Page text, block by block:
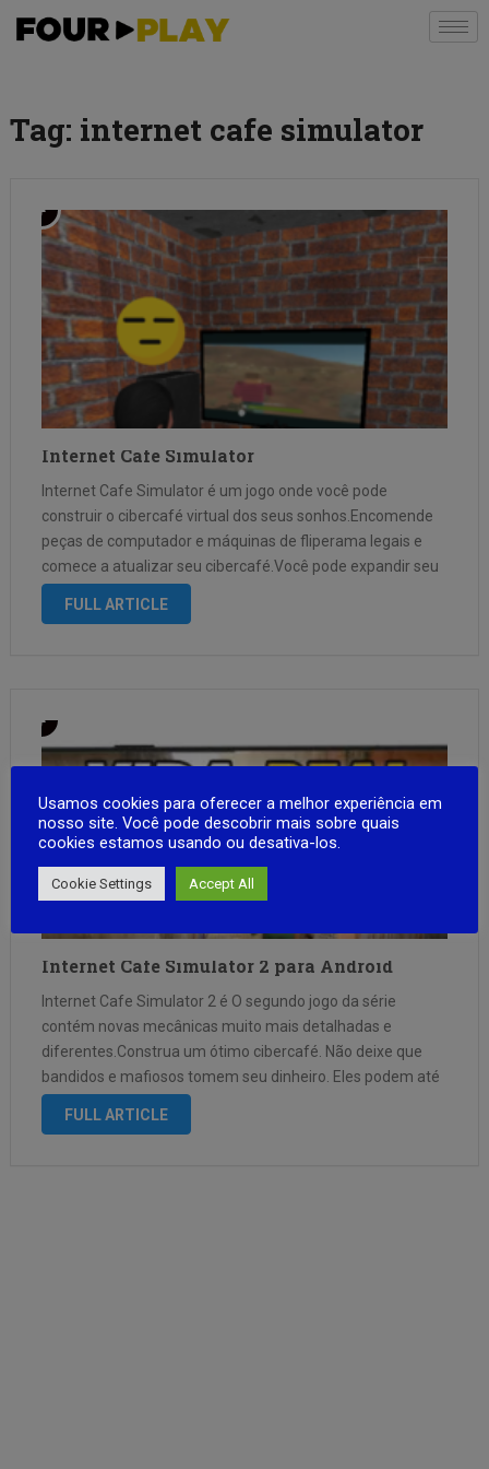
Tag: internet cafe simulator
Internet Cafe Simulator
Internet Cafe Simulator é um jogo onde você pode
construir o cibercafé virtual dos seus sonhos.Encomende
peças de computador e máquinas de fliperama legais e
comece a atualizar seu cibercafé.Você pode expandir seu
cibercafé conforme necessário. Você pode abrir novas
FULL ARTICLE
Internet Cafe Simulator 2 para Android
Internet Cafe Simulator 2 é O segundo jogo da série
contém novas mecânicas muito mais detalhadas e
diferentes.Construa um ótimo cibercafé. Não deixe que
bandidos e mafiosos tomem seu dinheiro. Eles podem até
jogar uma bomba dentro do seu café. Você pode atrair
FULL ARTICLE
Usamos cookies para oferecer a melhor experiência em
nosso site. Você pode descobrir mais sobre quais
cookies estamos usando ou desativa-los.
Cookie Settings Accept All